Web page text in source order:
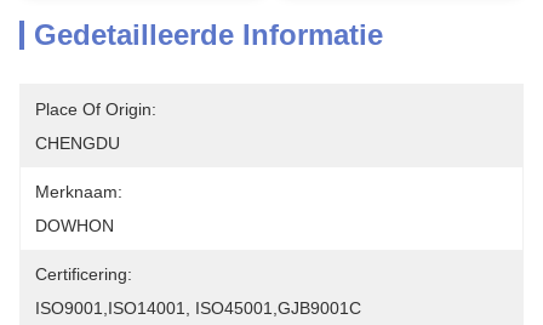
Gedetailleerde Informatie
Place Of Origin:
CHENGDU
Merknaam:
DOWHON
Certificering:
ISO9001,ISO14001, ISO45001,GJB9001C